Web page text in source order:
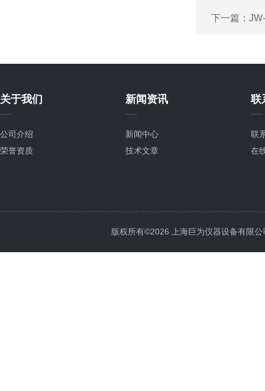
下一篇：
关于我们
公司介绍
荣誉资质
新闻资讯
新闻中心
技术文章
联
联
在
版权所有©2026 上海巨为仪器设备有限